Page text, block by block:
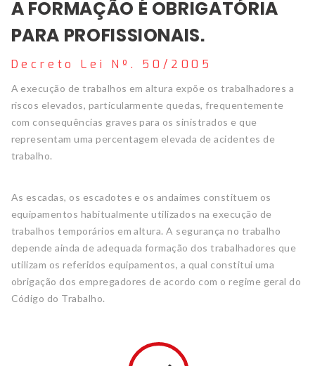
A FORMAÇÃO É OBRIGATÓRIA
PARA PROFISSIONAIS.
Decreto Lei Nº. 50/2005
A execução de trabalhos em altura expõe os trabalhadores a
riscos elevados, particularmente quedas, frequentemente
com consequências graves para os sinistrados e que
representam uma percentagem elevada de acidentes de
trabalho.
As escadas, os escadotes e os andaimes constituem os
equipamentos habitualmente utilizados na execução de
trabalhos temporários em altura. A segurança no trabalho
depende ainda de adequada formação dos trabalhadores que
utilizam os referidos equipamentos, a qual constitui uma
obrigação dos empregadores de acordo com o regime geral do
Código do Trabalho.